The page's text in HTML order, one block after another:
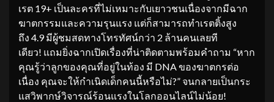
เรต 19+ เป็นละครที่ไม่เหมาะกับเยาวชนเนื่องจากมีฉาก
ฆาตกรรมและความรุนแรง แต่ก็สามารถทำเรตติ้งสูง
ถึง 4.9 มีผู้ชมสดทางโทรทัศน์กว่า 2 ล้านคนเลยที
เดียว! แถมยิ่งฉากเปิดเรื่องที่น่าติดตามพร้อมคำถาม “หาก
คุณรู้ว่าลูกของคุณที่อยู่ในท้อง มี DNA ของฆาตกรต่อ
เนื่อง คุณจะให้กำเนิดเด็กคนนี้หรือไม่?” จนกลายเป็นกระ
แสวิพากษ์วิจารณ์ร้อนแรงในโลกออนไลน์ไม่น้อย!